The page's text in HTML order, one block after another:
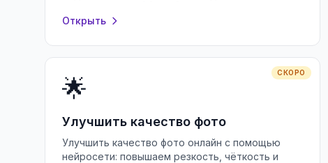
Открыть
СКОРО
🌟
Улучшить качество фото
Улучшить качество фото онлайн с помощью
нейросети: повышаем резкость, чёткость и